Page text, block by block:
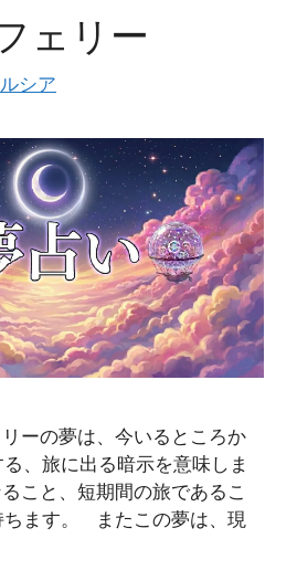
ェリー
ルシア
ーの夢は、今いるところか
、旅に出る暗示を意味しま
こと、短期間の旅であるこ
ちます。 またこの夢は、現